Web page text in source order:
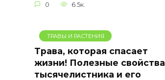
0 6.5к.
ТРАВЫ И РАСТЕНИЯ
Трава, которая спасает
жизни! Полезные свойства
тысячелистника и его